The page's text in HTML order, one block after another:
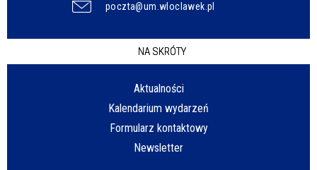
poczta@um.wloclawek.pl
NA SKRÓTY
Aktualności
Kalendarium wydarzeń
Formularz kontaktowy
Newsletter